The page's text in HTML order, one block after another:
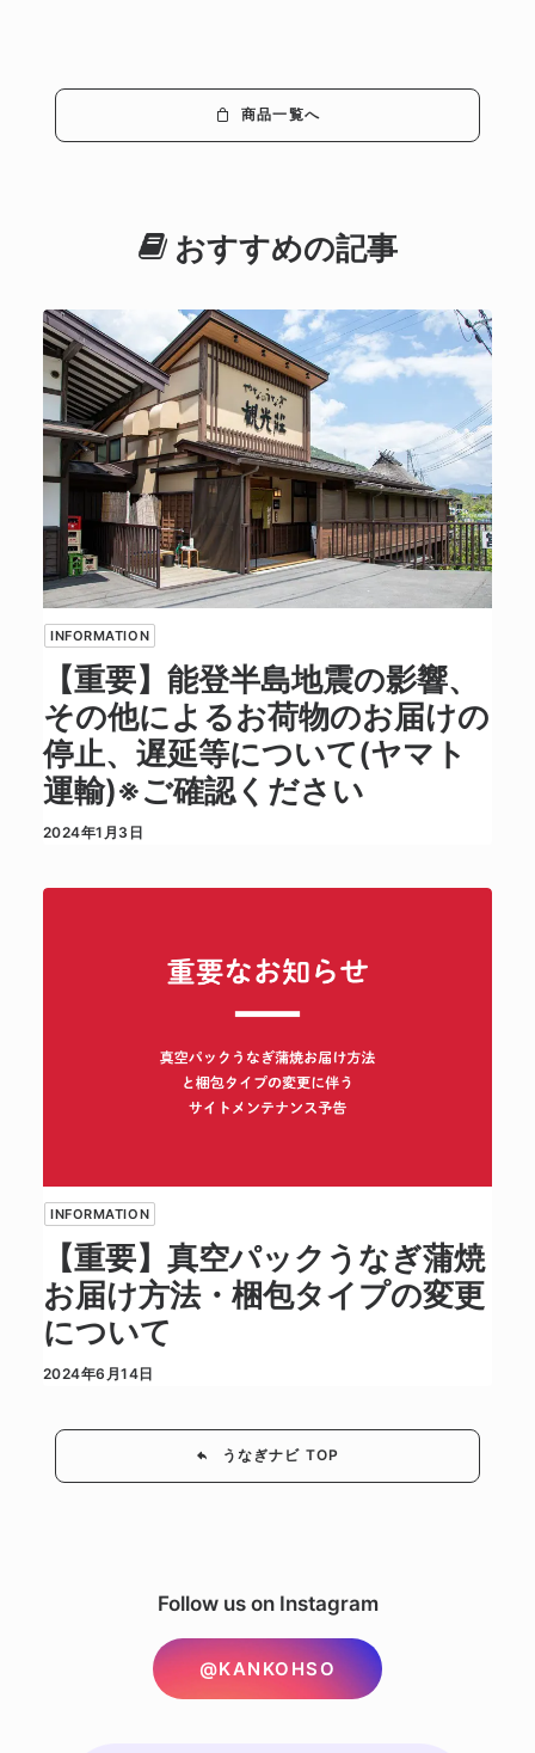
商品一覧へ
おすすめの記事
INFORMATION
【重要】能登半島地震の影響、
その他によるお荷物のお届けの
停止、遅延等について(ヤマト
運輸)※ご確認ください
2024年1月3日
INFORMATION
【重要】真空パックうなぎ蒲焼
お届け方法・梱包タイプの変更
について
2024年6月14日
うなぎナビ TOP
Follow us on Instagram
@KANKOHSO